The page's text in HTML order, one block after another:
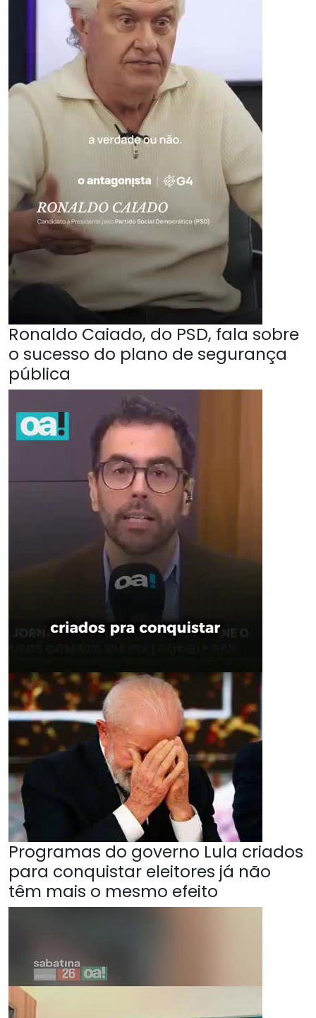
Ronaldo Caiado, do PSD, fala sobre
o sucesso do plano de segurança
pública
Programas do governo Lula criados
para conquistar eleitores já não
têm mais o mesmo efeito